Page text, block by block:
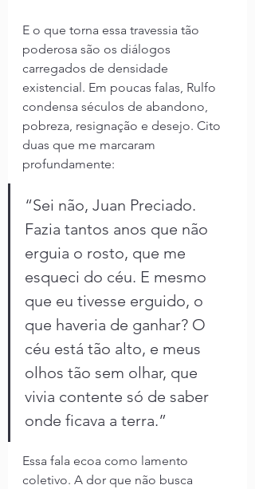
E o que torna essa travessia tão
poderosa são os diálogos
carregados de densidade
existencial. Em poucas falas, Rulfo
condensa séculos de abandono,
pobreza, resignação e desejo. Cito
duas que me marcaram
profundamente:
“Sei não, Juan Preciado.
Fazia tantos anos que não
erguia o rosto, que me
esqueci do céu. E mesmo
que eu tivesse erguido, o
que haveria de ganhar? O
céu está tão alto, e meus
olhos tão sem olhar, que
vivia contente só de saber
onde ficava a terra.”
Essa fala ecoa como lamento
coletivo. A dor que não busca